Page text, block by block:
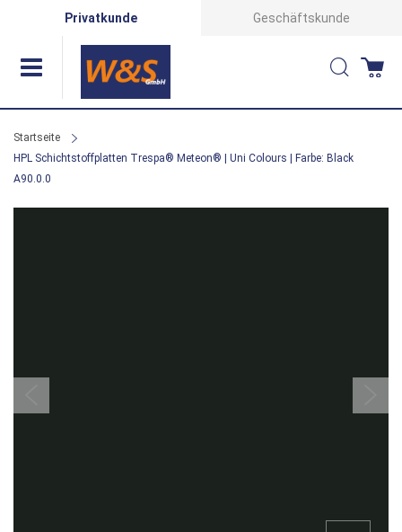
Privatkunde Geschäftskunde
Suche
Startseite
HPL Schichtstoffplatten Trespa® Meteon® | Uni Colours | Farbe: Black
A90.0.0